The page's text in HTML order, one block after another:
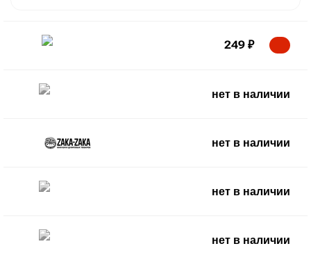
249 ₽
нет в наличии
нет в наличии
нет в наличии
нет в наличии